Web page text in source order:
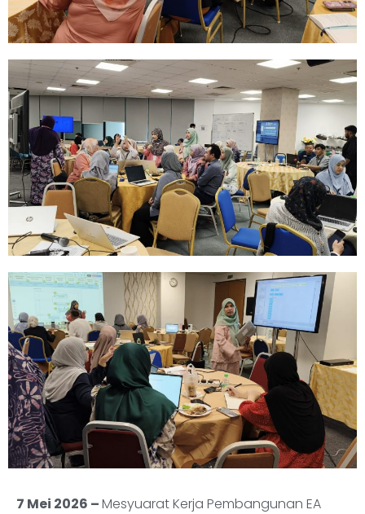
7 Mei 2026 –Mesyuarat Kerja Pembangunan EA